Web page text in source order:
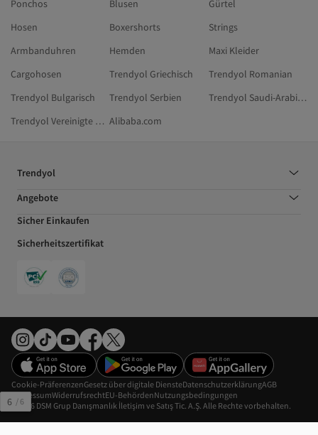
6 / 6
Ponchos
Blusen
Gürtel
Hosen
Boxershorts
Strings
Armbanduhren
Hemden
Maxi Kleider
Cargohosen
Trendyol Griechisch
Trendyol Romanian
Trendyol Bulgarisch
Trendyol Serbien
Trendyol Saudi-Arabien
Trendyol Vereinigte Arabische Emirate Alibaba.com
Trendyol
Angebote
Sicher Einkaufen
Sicherheitszertifikat
©2026 DSM Grup Danışmanlık İletişim ve Satış Tic. A.Ş. Alle Rechte vorbehalten.
Cookie-PräferenzenGesetz über digitale DiensteDatenschutzerklärungAGB
ImpressumWiderrufsrechtEU-BehördenNutzungsbedingungen